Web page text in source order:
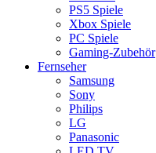
PS5 Spiele
Xbox Spiele
PC Spiele
Gaming-Zubehör
Fernseher
Samsung
Sony
Philips
LG
Panasonic